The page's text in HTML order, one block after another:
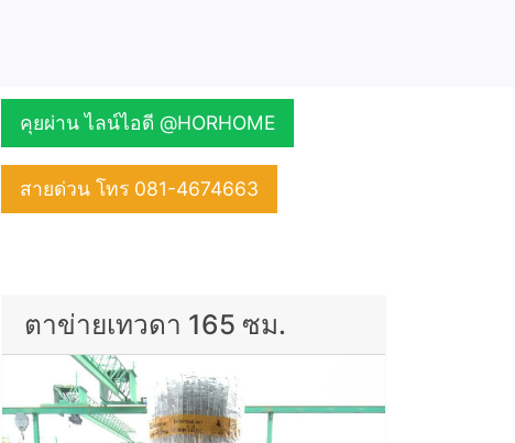
คุยผ่าน ไลน์ไอดี @HORHOME
สายด่วน โทร 081-4674663
ตาข่ายเทวดา 165 ซม.